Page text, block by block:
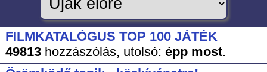
FILMKATALÓGUS TOP 100 JÁTÉK
49813hozzászólás, utolsó: épp most.